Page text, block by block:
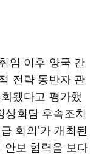
임 이후 양국 간
전략 동반자 관
됐다고 평가했
상회담 후속조치
회의’가 개최된
안보 협력을 보다